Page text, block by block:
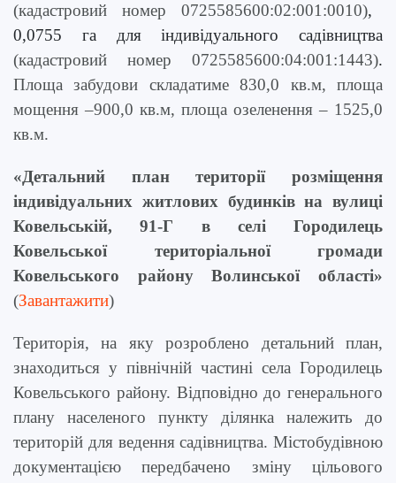
(кадастровий номер 0725585600:02:001:0010),
0,0755 га для індивідуального садівництва
(кадастровий номер 0725585600:04:001:1443).
Площа забудови складатиме830,0
кв.м, площа
мощення –900,0 кв.м, площа озеленення – 1525,0
кв.м.
«Детальний план території розміщення
індивідуальних житлових будинків на вулиці
Ковельській, 91-Г в селі Городилець
Ковельської територіальної громади
Ковельського району Волинської області»
(Завантажити)
Територія, на яку розроблено детальний план,
знаходиться у північній частині села Городилець
Ковельського району. Відповідно до генерального
плану населеного пункту ділянка належить до
територій для ведення садівництва. Містобудівною
документацією передбачено зміну цільового